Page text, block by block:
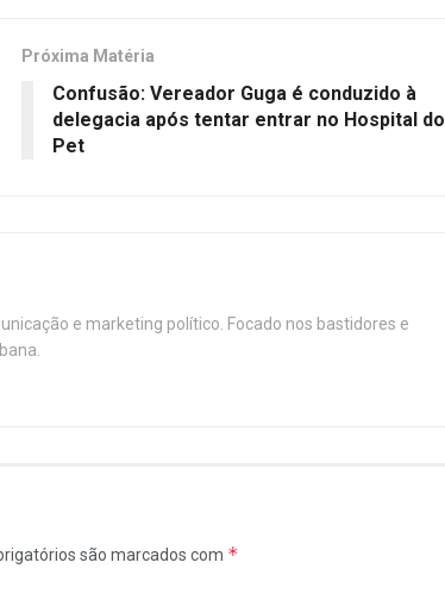
Próxima Matéria
Confusão: Vereador Guga é conduzido à
delegacia após tentar entrar no Hospital do
Pet
e marketing político. Focado nos bastidores e
são marcados com *